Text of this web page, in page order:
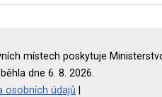
místech poskytuje
dne 6. 8. 2026.
osobních údajů